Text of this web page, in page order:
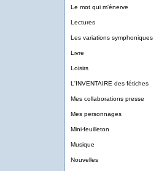
Le mot qui m'énerve
Lectures
Les variations symphoniques
Livre
Loisirs
L'INVENTAIRE des fétiches
Mes collaborations presse
Mes personnages
Mini-feuilleton
Musique
Nouvelles